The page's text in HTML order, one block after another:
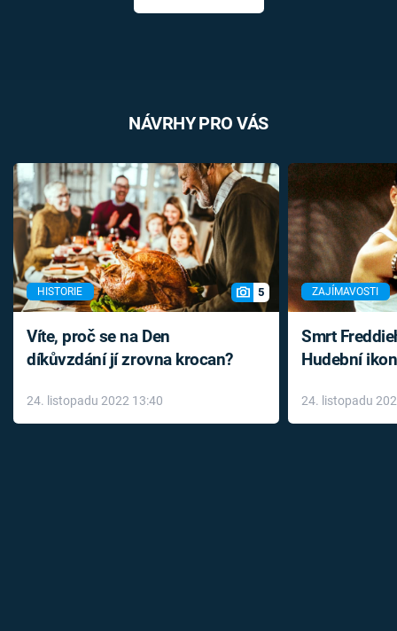
NÁVRHY PRO VÁS
HISTORIE 5
Víte, proč se na Den
díkůvzdání jí zrovna krocan?
24. listopadu 2022 13:40
ZAJÍMAVOSTI
Smrt
Hudební
léky
24. listopadu